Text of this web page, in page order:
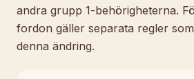
andra grupp 1-behörigheterna.
fordon gäller separata regler
denna ändring.